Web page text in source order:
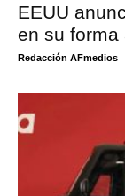
EEUU
en su forma
Redacción AFmedios -